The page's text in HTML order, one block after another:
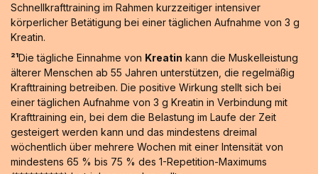
Schnellkrafttraining im Rahmen kurzzeitiger intensiver
körperlicher Betätigung bei einer täglichen Aufnahme von 3 g
Kreatin.
²¹Die tägliche Einnahme von Kreatin kann die Muskelleistung
älterer Menschen ab 55 Jahren unterstützen, die regelmäßig
Krafttraining betreiben. Die positive Wirkung stellt sich bei
einer täglichen Aufnahme von 3 g Kreatin in Verbindung mit
Krafttraining ein, bei dem die Belastung im Laufe der Zeit
gesteigert werden kann und das mindestens dreimal
wöchentlich über mehrere Wochen mit einer Intensität von
mindestens 65 % bis 75 % des 1-Repetition-Maximums